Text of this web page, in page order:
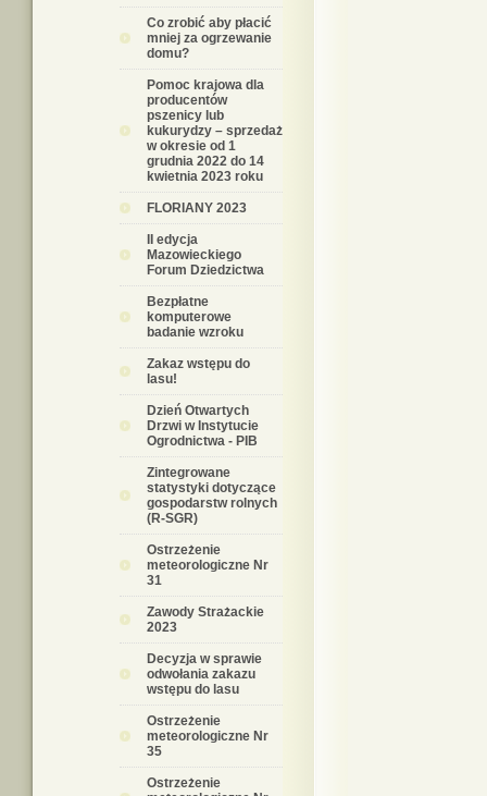
Co zrobić aby płacić
mniej za ogrzewanie
domu?
Pomoc krajowa dla
producentów
pszenicy lub
kukurydzy – sprzedaż
w okresie od 1
grudnia 2022 do 14
kwietnia 2023 roku
FLORIANY 2023
II edycja
Mazowieckiego
Forum Dziedzictwa
Bezpłatne
komputerowe
badanie wzroku
Zakaz wstępu do
lasu!
Dzień Otwartych
Drzwi w Instytucie
Ogrodnictwa - PIB
Zintegrowane
statystyki dotyczące
gospodarstw rolnych
(R-SGR)
Ostrzeżenie
meteorologiczne Nr
31
Zawody Strażackie
2023
Decyzja w sprawie
odwołania zakazu
wstępu do lasu
Ostrzeżenie
meteorologiczne Nr
35
Ostrzeżenie